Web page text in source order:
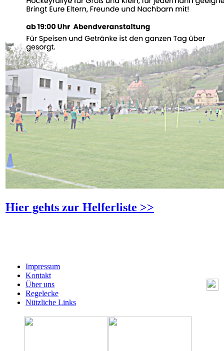
Hier gehts zur Helferliste >>
Impressum
Kontakt
Über uns
Regelecke
Nützliche Links